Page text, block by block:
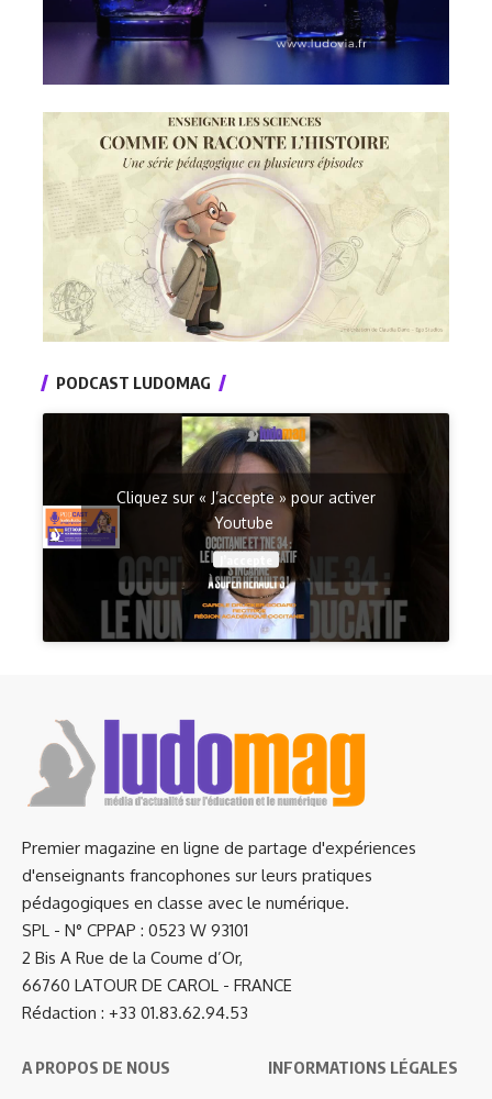
PODCAST LUDOMAG
Cliquez sur « J’accepte » pour activer
Youtube
Premier magazine en ligne de partage d'expériences
d'enseignants francophones sur leurs pratiques
pédagogiques en classe avec le numérique.
SPL - N° CPPAP : 0523 W 93101
2 Bis A Rue de la Coume d’Or,
66760 LATOUR DE CAROL - FRANCE
Rédaction : +33 01.83.62.94.53
A PROPOS DE NOUS INFORMATIONS LÉGALES